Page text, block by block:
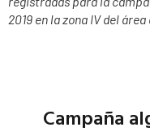
2019 en la zona IV del
Campaña